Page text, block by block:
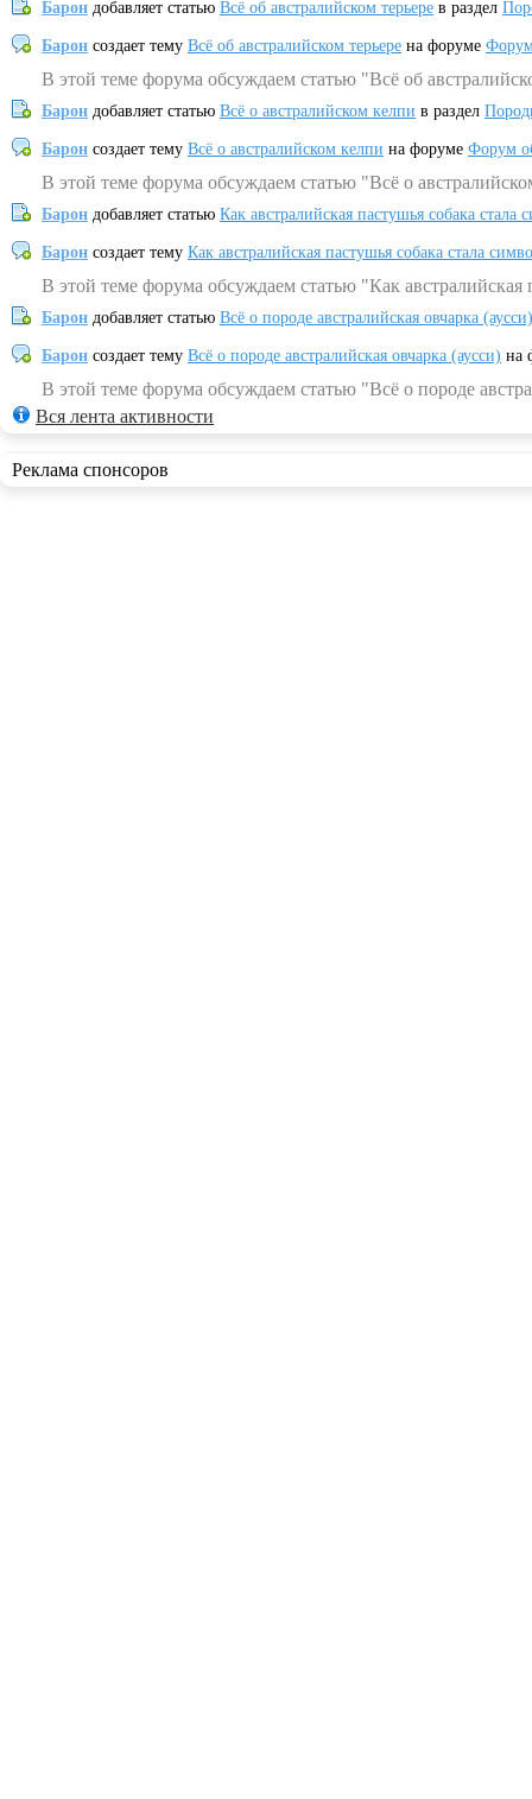
Барон добавляет статью Всё об австралийском терьере в раздел
Барон создает тему Всё об австралийском терьере на форуме
В этой теме форума обсуждаем статью "Всё об
Барон добавляет статью Всё о австралийском келпи в раздел
Барон создает тему Всё о австралийском келпи на форуме Форум
В этой теме форума обсуждаем статью "Всё о
Барон добавляет статью Как австралийская пастушья собака
Барон создает тему Как австралийская пастушья собака стала
В этой теме форума обсуждаем статью "Как
Барон добавляет статью Всё о породе австралийская овчарка (аусси)
Барон создает тему Всё о породе австралийская овчарка (аусси) на
В этой теме форума обсуждаем статью "Всё о породе
Вся лента активности
Реклама спонсоров